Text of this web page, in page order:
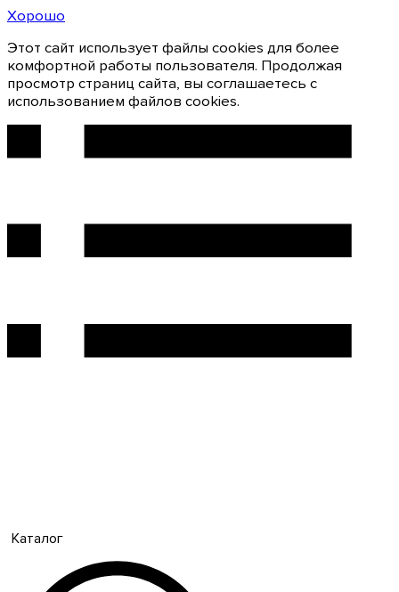
Хорошо
Этот сайт использует файлы cookies для более
комфортной работы пользователя. Продолжая
просмотр страниц сайта, вы соглашаетесь с
использованием файлов cookies.
Каталог